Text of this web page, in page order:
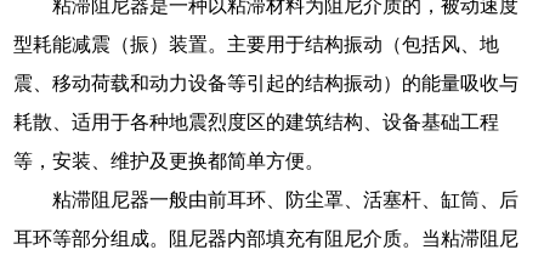
粘滞阻尼器是一种以粘滞材料为阻尼介质的，被动速度
型耗能减震（振）装置。主要用于结构振动（包括风、地
震、移动荷载和动力设备等引起的结构振动）的能量吸收与
耗散、适用于各种地震烈度区的建筑结构、设备基础工程
等，安装、维护及更换都简单方便。
粘滞阻尼器一般由前耳环、防尘罩、活塞杆、缸筒、后
耳环等部分组成。阻尼器内部填充有阻尼介质。当粘滞阻尼